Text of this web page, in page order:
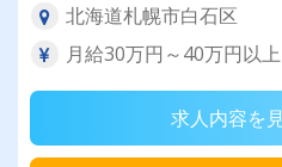
北海道札幌市白石区
月給30万円～40万円以上
求人内容を